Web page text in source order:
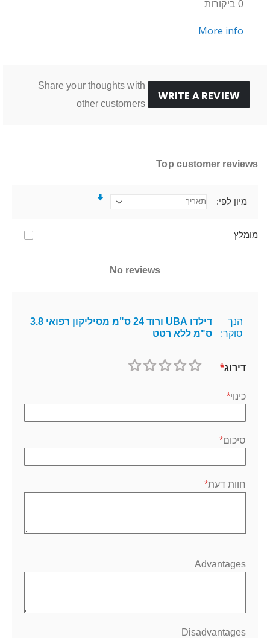
0 ביקורות
More info
WRITE A REVIEW
Share your thoughts with
other customers
Top customer reviews
מומלץ
מיון לפי
No reviews
הנך
סוקר:
דילדו UBA ורוד 24 ס"מ מסיליקון רפואי 3.8
ס"מ ללא רטט
דירוג
כינוי
סיכום
חוות דעת
Advantages
Disadvantages